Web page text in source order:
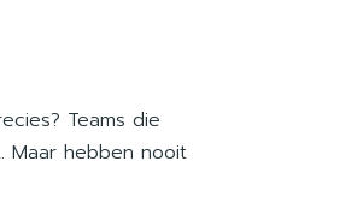
Teams die
Maar hebben nooit